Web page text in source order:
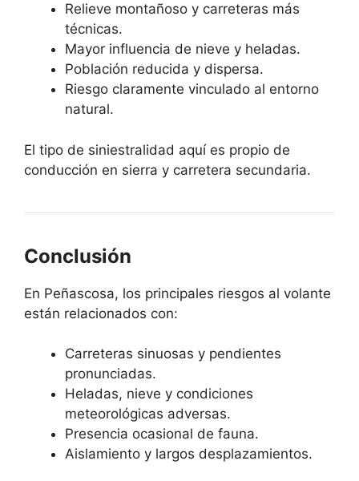
Relieve montañoso y carreteras más
técnicas.
Mayor influencia de nieve y heladas.
Población reducida y dispersa.
Riesgo claramente vinculado al entorno
natural.
El tipo de siniestralidad aquí es propio de
conducción en sierra y carretera secundaria.
Conclusión
En Peñascosa, los principales riesgos al volante
están relacionados con:
Carreteras sinuosas y pendientes
pronunciadas.
Heladas, nieve y condiciones
meteorológicas adversas.
Presencia ocasional de fauna.
Aislamiento y largos desplazamientos.